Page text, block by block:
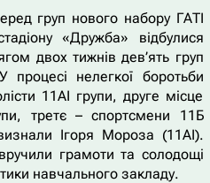
груп нового набору ГАТІ
«Дружба» відбулися
двох тижнів дев’ять груп
нелегкої боротьби
11АІ групи, друге місце
третє – спортсмени 11Б
Ігоря Мороза (11АІ).
грамоти та солодощі
навчального закладу.